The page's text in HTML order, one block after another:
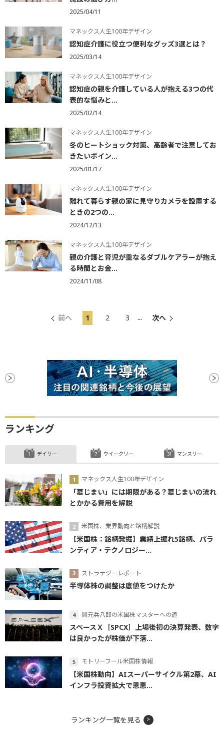
2025/04/11
マネックス人生100年デザイン
認知症介護に役立つ便利なグッズ3選とは？
2025/03/14
マネックス人生100年デザイン
認知症の親を介護している人が抱える3つの代
表的な悩みと...
2025/02/14
マネックス人生100年デザイン
冬のヒートショック対策、高齢者で注意してお
きたいポイン...
2025/01/17
マネックス人生100年デザイン
離れて暮らす親の家に見守りカメラを設置する
ときの2つの...
2024/12/13
マネックス人生100年デザイン
親の介護と育児が重なるダブルケアラーが抱え
る時間とお金...
2024/11/08
前へ 1 2 3 ... 次へ
ランキング
デイリー
マネックス人生100年デザイン
「墓じまい」には期限がある？墓じまいの流れ
とかかる費用を解説
米国株、業界動向と銘柄解説
【米国株：銘柄発掘】業績上振れ5銘柄、パラ
ンティア・テクノロジー...
ストラテジーレポート
半導体株の調整は底値をつけたか
岡元兵八郎の米国株マスターへの道
スペースＸ［SPCX］上場後初の決算発表、数字
は良かったが株価が下落...
モトリーフール米国株情報
【米国株動向】AIスーパーサイクル第2幕、AI
インフラ投資拡大で恩恵...
ウイークリー マンスリー
ランキング一覧を見る